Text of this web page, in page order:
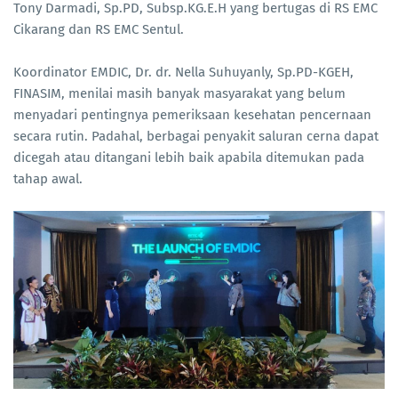
Tony Darmadi, Sp.PD, Subsp.KG.E.H yang bertugas di RS EMC
Cikarang dan RS EMC Sentul.
Koordinator EMDIC, Dr. dr. Nella Suhuyanly, Sp.PD-KGEH,
FINASIM, menilai masih banyak masyarakat yang belum
menyadari pentingnya pemeriksaan kesehatan pencernaan
secara rutin. Padahal, berbagai penyakit saluran cerna dapat
dicegah atau ditangani lebih baik apabila ditemukan pada
tahap awal.